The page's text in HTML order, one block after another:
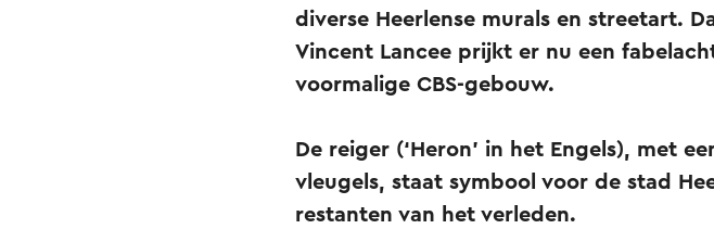
diverse Heerlense murals en streetart.
Vincent Lancee prijkt er nu een
voormalige CBS-gebouw.
De reiger (‘Heron’ in het Engels), met
vleugels, staat symbool voor de stad
restanten van het verleden.